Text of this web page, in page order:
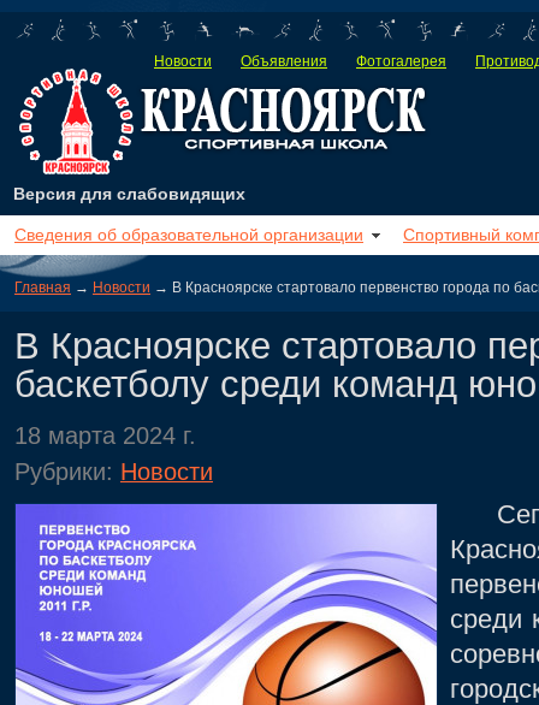
Новости Объявления Фотогалерея
Версия для слабовидящих
Сведения об образовательной организации Спортивный
Главная → Новости → В Красноярске стартовало первенство города по
В Красноярске стартовало
баскетболу среди команд
18 марта 2024 г.
Рубрики: Новости
среди